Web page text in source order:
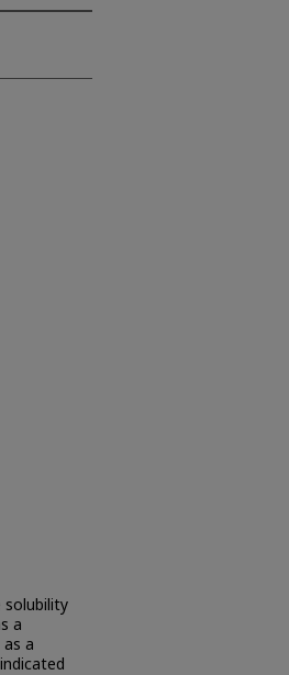
solubility
a
a